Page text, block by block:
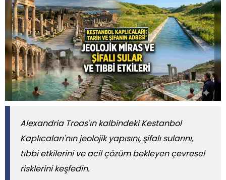
Alexandria Troas'ın kalbindeki Kestanbol
Kaplıcaları'nın jeolojik yapısını, şifalı sularını,
tıbbi etkilerini ve acil çözüm bekleyen çevresel
risklerini keşfedin.